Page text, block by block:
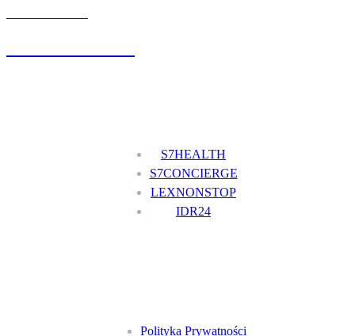
S7HEALTH
S7CONCIERGE
LEXNONSTOP
IDR24
Polityka Prywatności